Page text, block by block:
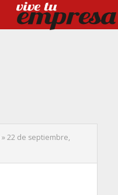
»22 de septiembre,